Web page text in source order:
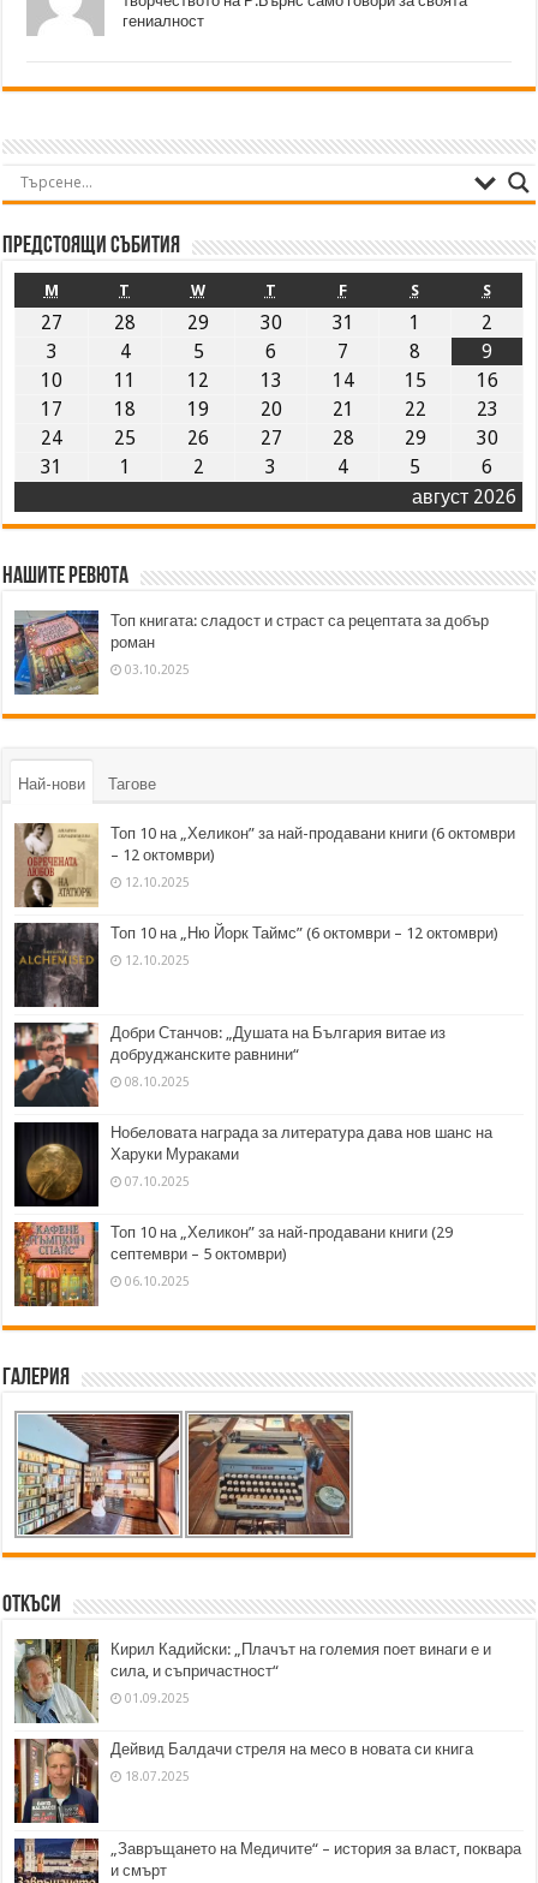
гениалност
Предстоящи събития
август 2026
M T W T F S S
27 28 29 30 31 1
2
3
4 5 6 7 8
9
10
11 12 13 14 15
16
17
18 19 20 21 22
23
24
25 26 27 28 29
30
31
1 2 3 4 5 6
Нашите ревюта
Топ книгата: сладост и страст са рецептата за добър
роман
03.10.2025
Най-нови Тагове
Топ 10 на „Хеликон” за най-продавани книги (6 октомври
– 12 октомври)
12.10.2025
Топ 10 на „Ню Йорк Таймс” (6 октомври – 12 октомври)
12.10.2025
Добри Станчов: „Душата на България витае из
добруджанските равнини“
08.10.2025
Нобеловата награда за литература дава нов шанс на
Харуки Мураками
07.10.2025
Топ 10 на „Хеликон” за най-продавани книги (29
септември – 5 октомври)
06.10.2025
Галерия
Откъси
Кирил Кадийски: „Плачът на големия поет винаги е и
сила, и съпричастност“
01.09.2025
Дейвид Балдачи стреля на месо в новата си книга
18.07.2025
„Завръщането на Медичите“ – история за власт, поквара
и смърт